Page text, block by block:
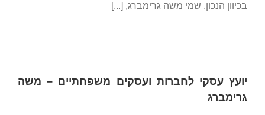
בכיוון הנכון. שמי משה גרימברג, [...]
יועץ עסקי לחברות ועסקים משפחתיים – משה
גרימברג